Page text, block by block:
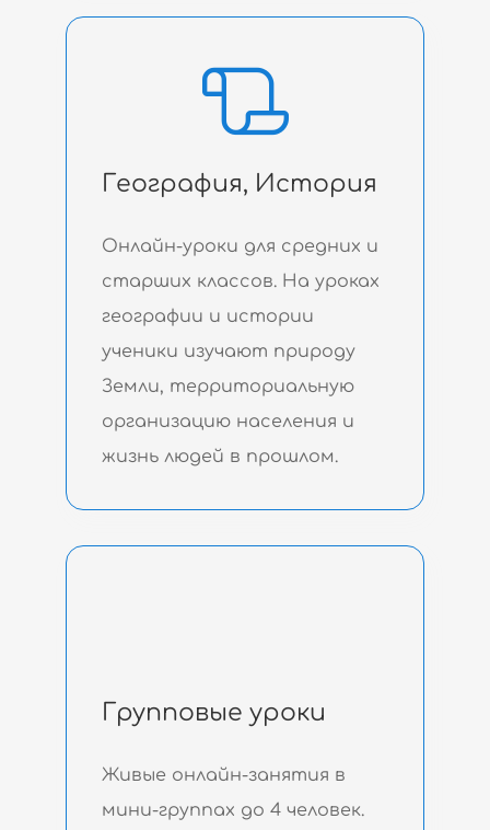
География, История
Онлайн-уроки для средних и
старших классов. На уроках
географии и истории
ученики изучают природу
Земли, территориальную
организацию населения и
жизнь людей в прошлом.
Групповые уроки
Живые онлайн-занятия в
мини-группах до 4 человек.